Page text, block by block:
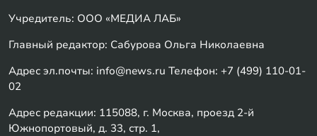
Учредитель: ООО «МЕДИА ЛАБ»
Главный редактор: Сабурова Ольга Николаевна
Адрес эл.почты: info@news.ru Телефон: +7 (499) 110-01-
02
Адрес редакции: 115088, г. Москва, проезд 2-й
Южнопортовый, д. 33, стр. 1,